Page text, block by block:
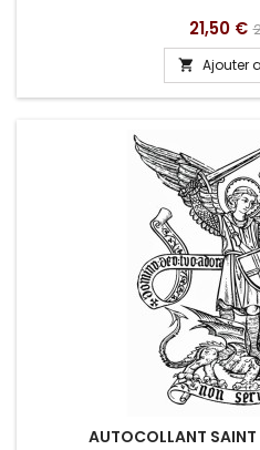
Prix
21,50 €
 Ajouter
AUTOCOLLANT